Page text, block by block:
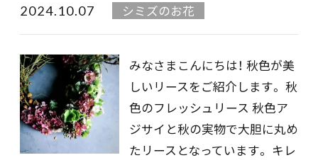
2024.10.07 シミズのお花
みなさまこんにちは！ 秋色が美
しいリースをご紹介します。 秋
色のフレッシュリース 秋色ア
ジサイと秋の実物で大胆に丸め
たリースとなっています。 キレ